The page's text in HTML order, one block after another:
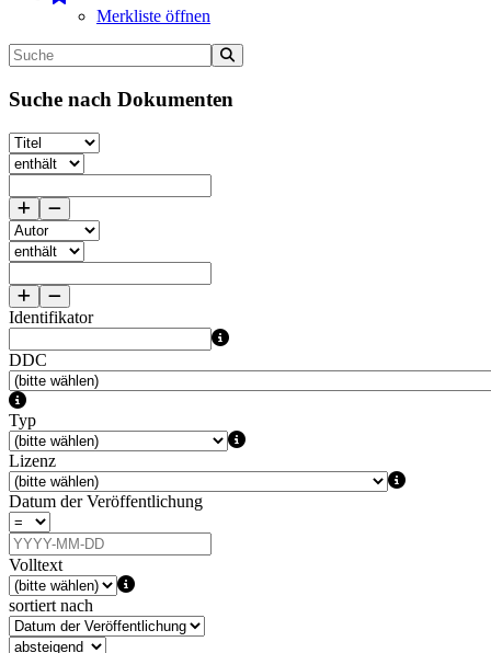
Merkliste öffnen
Suche nach Dokumenten
Identifikator
DDC
Typ
Lizenz
Datum der Veröffentlichung
Volltext
sortiert nach